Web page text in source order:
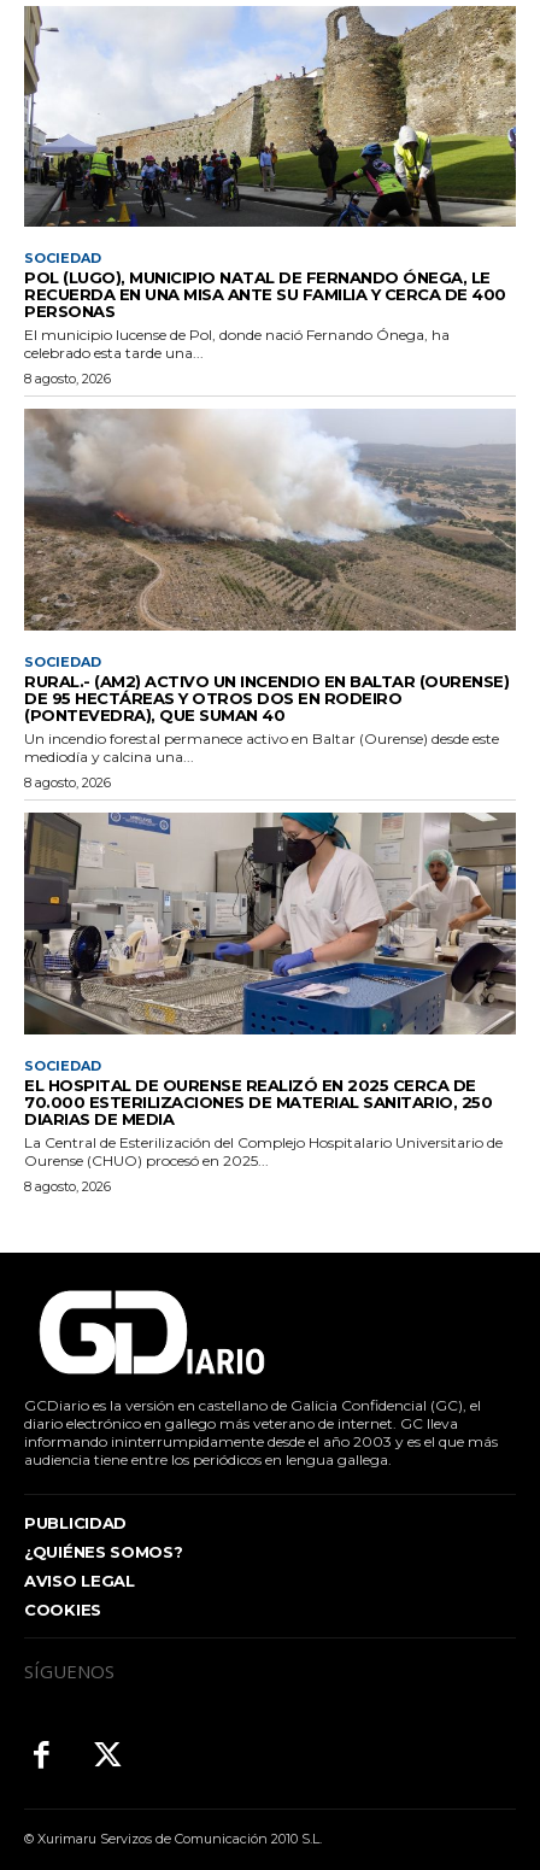
SOCIEDAD
POL (LUGO), MUNICIPIO NATAL DE FERNANDO ÓNEGA, LE
RECUERDA EN UNA MISA ANTE SU FAMILIA Y CERCA DE 400
PERSONAS
El municipio lucense de Pol, donde nació Fernando Ónega, ha
celebrado esta tarde una...
8 agosto, 2026
SOCIEDAD
RURAL.- (AM2) ACTIVO UN INCENDIO EN BALTAR (OURENSE)
DE 95 HECTÁREAS Y OTROS DOS EN RODEIRO
(PONTEVEDRA), QUE SUMAN 40
Un incendio forestal permanece activo en Baltar (Ourense) desde este
mediodía y calcina una...
8 agosto, 2026
SOCIEDAD
EL HOSPITAL DE OURENSE REALIZÓ EN 2025 CERCA DE
70.000 ESTERILIZACIONES DE MATERIAL SANITARIO, 250
DIARIAS DE MEDIA
La Central de Esterilización del Complejo Hospitalario Universitario de
Ourense (CHUO) procesó en 2025...
8 agosto, 2026
GCDiario es la versión en castellano de Galicia Confidencial (GC), el
diario electrónico en gallego más veterano de internet. GC lleva
informando ininterrumpidamente desde el año 2003 y es el que más
audiencia tiene entre los periódicos en lengua gallega.
PUBLICIDAD
¿QUIÉNES SOMOS?
AVISO LEGAL
COOKIES
SÍGUENOS
© Xurimaru Servizos de Comunicación 2010 S.L.